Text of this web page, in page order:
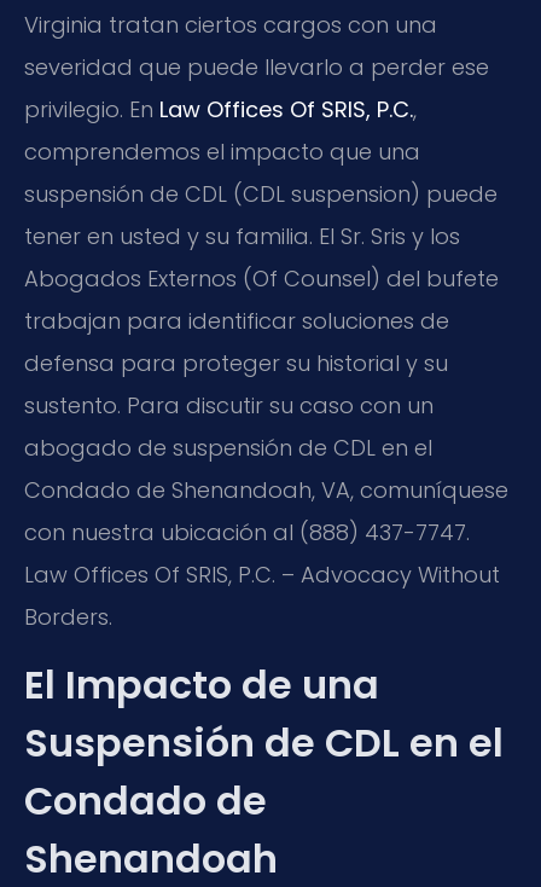
Virginia tratan ciertos cargos con una
severidad que puede llevarlo a perder ese
privilegio. En Law Offices Of SRIS, P.C.,
comprendemos el impacto que una
suspensión de CDL (CDL suspension) puede
tener en usted y su familia. El Sr. Sris y los
Abogados Externos (Of Counsel) del bufete
trabajan para identificar soluciones de
defensa para proteger su historial y su
sustento. Para discutir su caso con un
abogado de suspensión de CDL en el
Condado de Shenandoah, VA, comuníquese
con nuestra ubicación al (888) 437-7747.
Law Offices Of SRIS, P.C. – Advocacy Without
Borders.
El Impacto de una
Suspensión de CDL en el
Condado de
Shenandoah